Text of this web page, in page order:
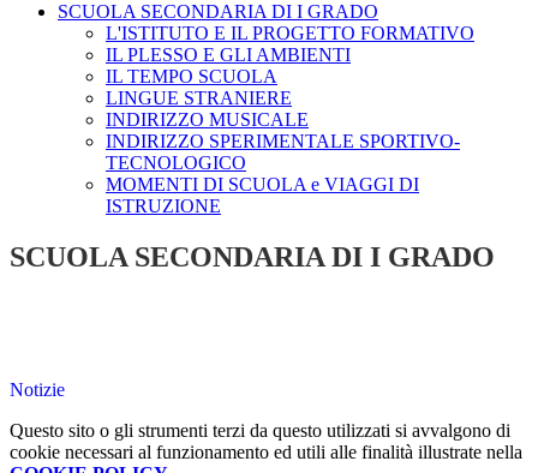
SCUOLA SECONDARIA DI I GRADO
L'ISTITUTO E IL PROGETTO FORMATIVO
IL PLESSO E GLI AMBIENTI
IL TEMPO SCUOLA
LINGUE STRANIERE
INDIRIZZO MUSICALE
INDIRIZZO SPERIMENTALE SPORTIVO-
TECNOLOGICO
MOMENTI DI SCUOLA e VIAGGI DI
ISTRUZIONE
SCUOLA SECONDARIA DI I GRADO
Notizie
Questo sito o gli strumenti terzi da questo utilizzati si avvalgono di
cookie necessari al funzionamento ed utili alle finalità illustrate nella